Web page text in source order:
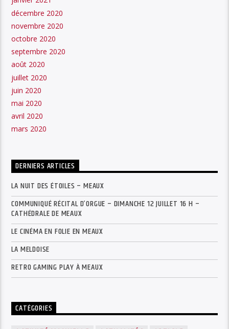
décembre 2020
novembre 2020
octobre 2020
septembre 2020
août 2020
juillet 2020
juin 2020
mai 2020
avril 2020
mars 2020
DERNIERS ARTICLES
LA NUIT DES ÉTOILES – MEAUX
COMMUNIQUÉ RÉCITAL D’ORGUE – DIMANCHE 12 JUILLET 16 H –
CATHÉDRALE DE MEAUX
LE CINÉMA EN FOLIE EN MEAUX
LA MELDOISE
RETRO GAMING PLAY À MEAUX
CATÉGORIES